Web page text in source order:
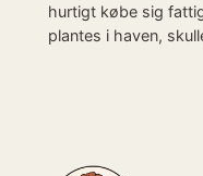
hurtigt købe sig
plantes i haven,